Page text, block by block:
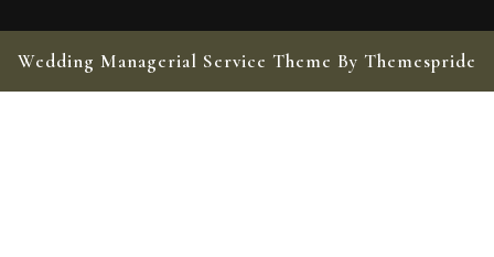
Wedding Managerial Service Theme By Themespride